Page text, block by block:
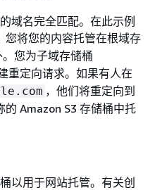
域名完全匹配。在此示例
您将您的内容托管在根域存
。您为子域存储桶
重定向请求。如果有人在
，他们将重定向到
的 Amazon S3 存储桶中托
以用于网站托管。有关创